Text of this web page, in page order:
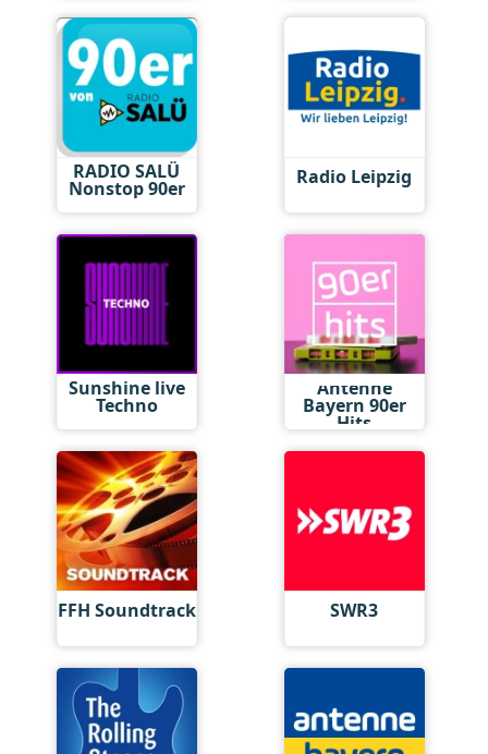
RADIO SALÜ
Nonstop 90er Radio Leipzig
Sunshine live
Techno
Antenne
Bayern 90er
Hits
FFH Soundtrack SWR3